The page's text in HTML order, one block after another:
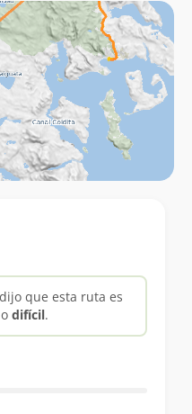
que esta ruta es
o difícil.